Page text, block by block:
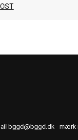
bggd@bggd.dk - mærk